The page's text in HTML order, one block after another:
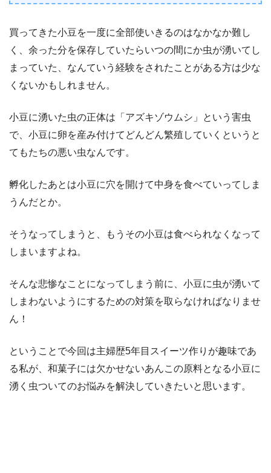
買ってきた小豆を一度に全部使いきるのはなかなか難し
く、余った分を保存していたらいつの間にか虫が湧いてし
まっていた、なんていう経験をされたことがある方は少な
くないかもしれません。
小豆に湧いた虫の正体は「アズキゾウムシ」という害虫
で、小豆に卵を産み付けてどんどん繁殖していくというと
てもたちの悪い虫なんです。
孵化したあとは小豆に穴を開けて中身を食べていってしま
うんだとか。
そうなってしまうと、もうその小豆は食べられなくなって
しまいますよね。
そんな悲惨なことになってしまう前に、小豆に虫が湧いて
しまわないようにするための対策を取らなければなりませ
ん！
ということで今回は主婦歴5年目スイーツ作りが趣味であ
る私が、和菓子には欠かせないあんこの原料となる小豆に
湧く虫ついてのお悩みを解決していきたいと思います。